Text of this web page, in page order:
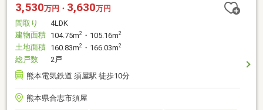
3,530万円・ 3,630万円
間取り
4LDK
建物面積 104.75m2 ・105.16m2
土地面積 160.83m2 ・166.03m2
総戸数
2戸
熊本電気鉄道 須屋駅 徒歩10分
熊本県合志市須屋